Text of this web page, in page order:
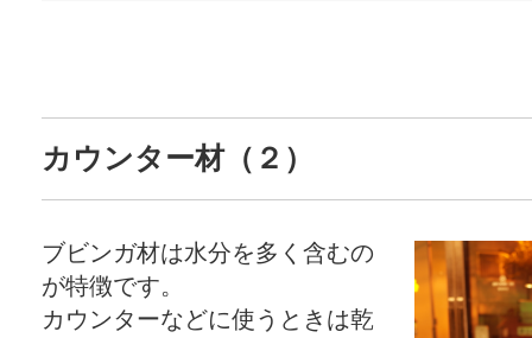
カウンター材（２）
ブビンガ材は水分を多く含むの
が特徴です。
カウンターなどに使うときは乾